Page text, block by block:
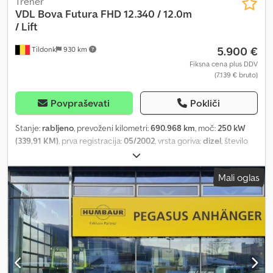
Tildonk 930 km
VDL Bova Futura FHD 12.340 / 12.0m
/ Lift
5.900 €
Fiksna cena plus DDV
(7.139 € bruto)
Povpraševati Pokliči
Stanje: rabljeno, prevoženi kilometri:690.968 km, moč:250 kW
(339,91 KM), prva registracija:05/2002, vrsta goriva:dizel, število
mehanski
barva:drugo, zavore:retarder, Leto izdelave:2002, Oprema:ABS,
klimatska naprava, prijazno osebam z invalidnostjo, spojka
prikolice, tempomat
, = Dodatne opcije i oprema = - Klima uređaj -
Lift za invalidska kolica - Toalet - Webasto grejanje Crodpfx
Alextpx Ho Ijf = Dodatne informacije = Visina: 100 cm Oštećenja:
nema = Informacije o firmi = Mi smo međunarodna kompanija sa
sedištem u Belgiji, u okolini Brisela (+/-20 km). Belgian Bus Sales je
Vaš idealan partner za kupovinu i prodaju polovnih autobusa i
raspolaže velikim parkingom koji služi kao izložbeni prostor. Uvek
Mali oglas